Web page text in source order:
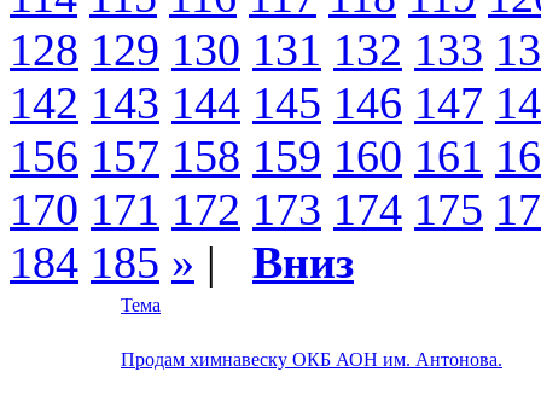
128 129 130 131 132 133
142 143 144 145 146 147
156 157 158 159 160 161
170 171 172 173 174 175
184 185 » | Вниз
Тема
Продам химнавеску ОКБ АОН им. Антонова.